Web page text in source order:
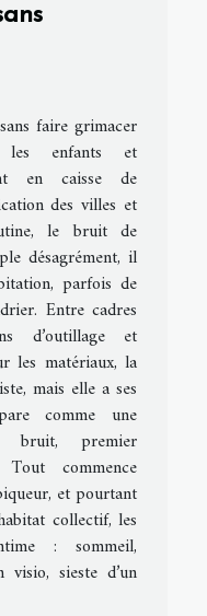
faire grimacer
les enfants et
en caisse de
des villes et
le bruit de
désagrément, il
parfois de
Entre cadres
d’outillage et
les matériaux, la
mais elle a ses
comme une
bruit, premier
commence
et pourtant
collectif, les
: sommeil,
visio, sieste d’un